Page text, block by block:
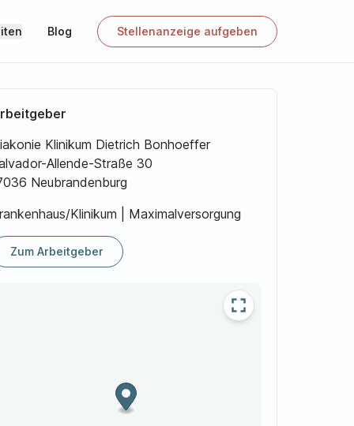
Blog Stellenanzeige aufgeben
Klinikum Dietrich Bonhoeffer
Allende-Straße 30
Neubrandenburg
Klinikum | Maximalversorgung
Zum Arbeitgeber
fullscreen